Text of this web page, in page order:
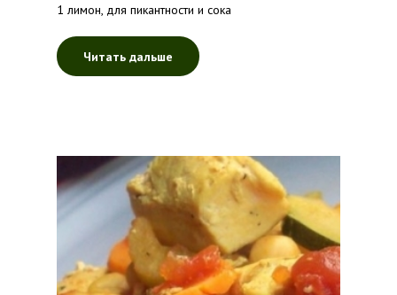
1 лимон, для пикантности и сока
Читать дальше